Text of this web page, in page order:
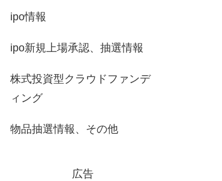
ipo情報
ipo新規上場承認、抽選情報
株式投資型クラウドファンデ
ィング
物品抽選情報、その他
広告